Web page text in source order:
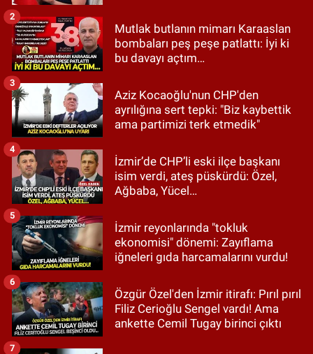
Mutlak butlanın mimarı Karaaslan
bombaları peş peşe patlattı: İyi ki
bu davayı açtım…
2
Aziz Kocaoğlu'nun CHP'den
ayrılığına sert tepki: "Biz kaybettik
ama partimizi terk etmedik"
3
İzmir’de CHP’li eski ilçe başkanı
isim verdi, ateş püskürdü: Özel,
Ağbaba, Yücel…
4
İzmir reyonlarında "tokluk
ekonomisi" dönemi: Zayıflama
iğneleri gıda harcamalarını vurdu!
5
Özgür Özel'den İzmir itirafı: Pırıl pırıl
Filiz Cerioğlu Sengel vardı! Ama
ankette Cemil Tugay birinci çıktı
6
7